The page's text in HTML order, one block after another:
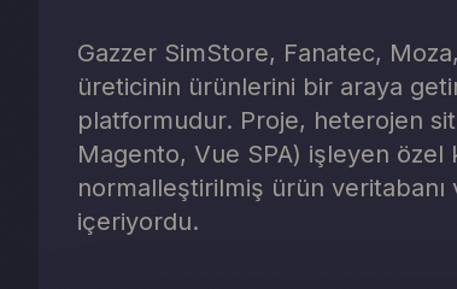
Gazzer SimStore, Fanatec,
üreticinin ürünlerini bir araya
platformudur. Proje, heterojen
Magento, Vue SPA) işleyen özel
normalleştirilmiş ürün veritabanı
içeriyordu.